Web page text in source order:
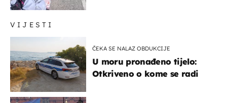
VIJESTI
ČEKA SE NALAZ OBDUKCIJE
U moru pronađeno tijelo:
Otkriveno o kome se radi